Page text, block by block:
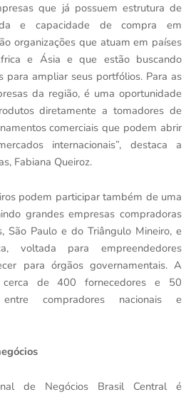
que já possuem estrutura de
e capacidade de compra em
organizações que atuam em países
e Ásia e que estão buscando
para ampliar seus portfólios. Para as
da região, é uma oportunidade
diretamente a tomadores de
comerciais que podem abrir
internacionais”, destaca a
Fabiana Queiroz.
podem participar também de uma
grandes empresas compradoras
São Paulo e do Triângulo Mineiro, e
voltada para empreendedores
para órgãos governamentais. A
de 400 fornecedores e 50
compradores nacionais e
de Negócios Brasil Central é